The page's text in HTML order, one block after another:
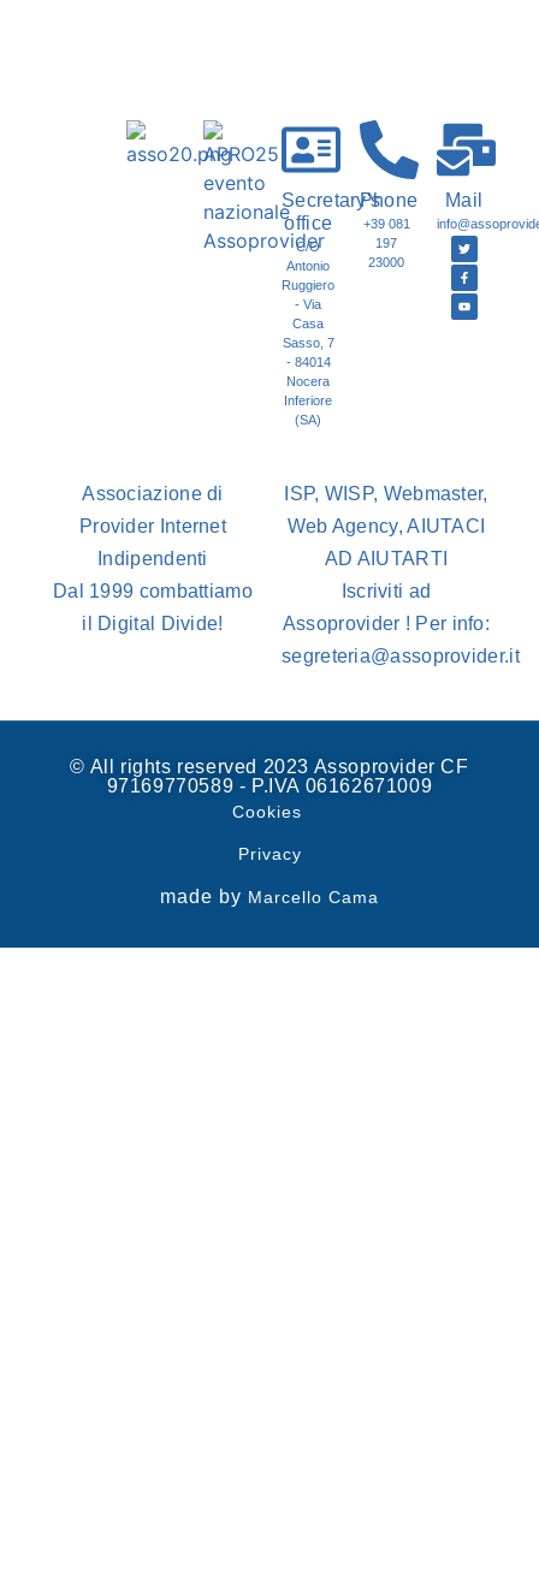
Secretary's
office
C/O
Antonio
Ruggiero
- Via
Casa
Sasso, 7
- 84014
Nocera
Inferiore
(SA)
Phone
+39 081
197
23000
Mail
Associazione di
Provider Internet
Indipendenti
Dal 1999 combattiamo
il Digital Divide!
ISP, WISP, Webmaster,
Web Agency, AIUTACI
AD AIUTARTI
Iscriviti ad
Assoprovider ! Per info:
segreteria@assoprovider.it
© All rights reserved 2023 Assoprovider CF
97169770589 - P.IVA 06162671009
Cookies
Privacy
made by Marcello Cama